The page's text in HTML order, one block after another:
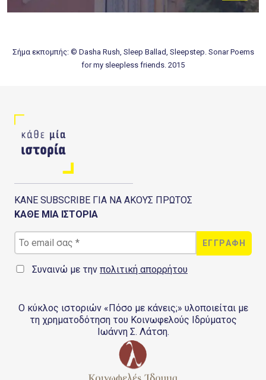
Σήμα εκπομπής: © Dasha Rush, Sleep Ballad, Sleepstep. Sonar Poems
for my sleepless friends. 2015
ΚΑΝΕ SUBSCRIBE ΓΙΑ ΝΑ ΑΚΟΥΣ ΠΡΩΤΟΣ
ΚΑΘΕ ΜΙΑ ΙΣΤΟΡΙΑ
Συναινώ με την πολιτική απορρήτου
Ο κύκλος ιστοριών «Πόσο με κάνεις;» υλοποιείται με
τη χρηματοδότηση του Κοινωφελούς Ιδρύματος
Ιωάννη Σ. Λάτση.